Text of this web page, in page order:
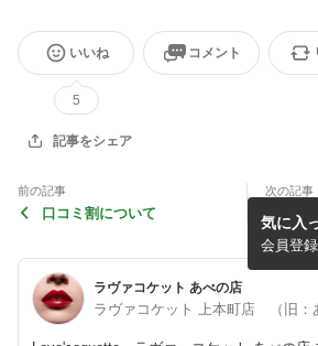
いいね
5
コメント
記事をシェア
前の記事
口コミ割について
次の記事
ラヴァコケット あべの店
気に入
会員登